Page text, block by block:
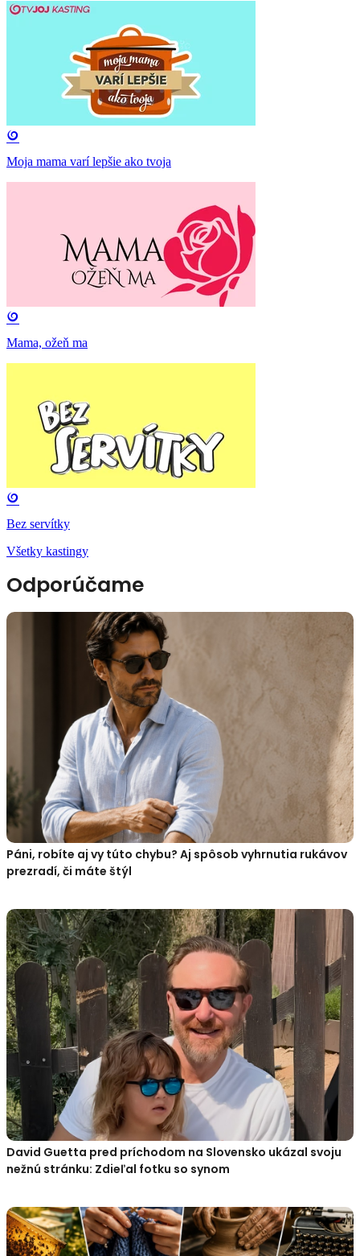
Moja mama varí lepšie ako tvoja
Mama, ožeň ma
Bez servítky
Všetky kastingy
Odporúčame
Páni, robíte aj vy túto chybu? Aj spôsob vyhrnutia rukávov
prezradí, či máte štýl
David Guetta pred príchodom na Slovensko ukázal svoju
nežnú stránku: Zdieľal fotku so synom